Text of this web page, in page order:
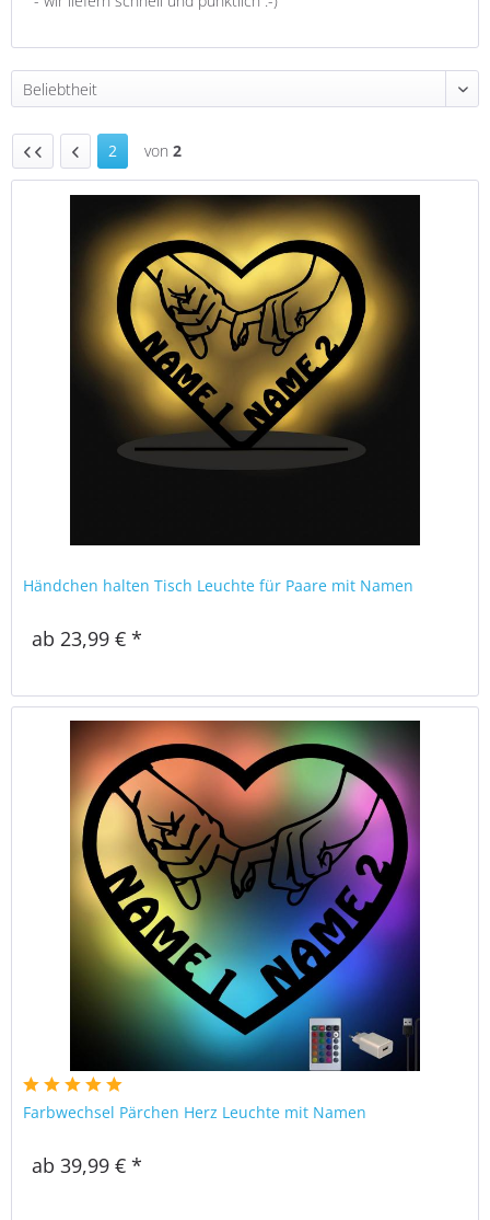
2 von 2
Händchen halten Tisch Leuchte für Paare mit Namen
ab 23,99 € *
Farbwechsel Pärchen Herz Leuchte mit Namen
ab 39,99 € *